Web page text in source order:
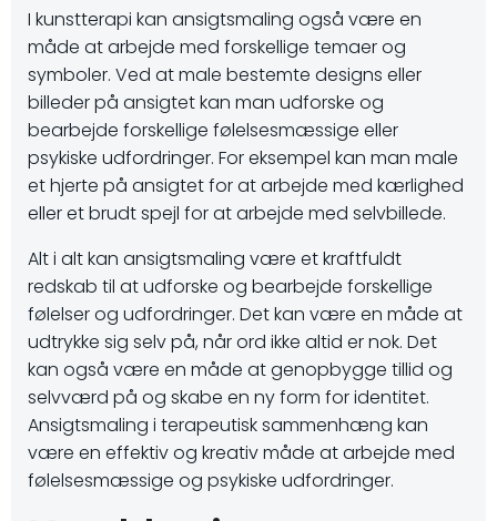
I kunstterapi kan ansigtsmaling også være en
måde at arbejde med forskellige temaer og
symboler. Ved at male bestemte designs eller
billeder på ansigtet kan man udforske og
bearbejde forskellige følelsesmæssige eller
psykiske udfordringer. For eksempel kan man male
et hjerte på ansigtet for at arbejde med kærlighed
eller et brudt spejl for at arbejde med selvbillede.
Alt i alt kan ansigtsmaling være et kraftfuldt
redskab til at udforske og bearbejde forskellige
følelser og udfordringer. Det kan være en måde at
udtrykke sig selv på, når ord ikke altid er nok. Det
kan også være en måde at genopbygge tillid og
selvværd på og skabe en ny form for identitet.
Ansigtsmaling i terapeutisk sammenhæng kan
være en effektiv og kreativ måde at arbejde med
følelsesmæssige og psykiske udfordringer.